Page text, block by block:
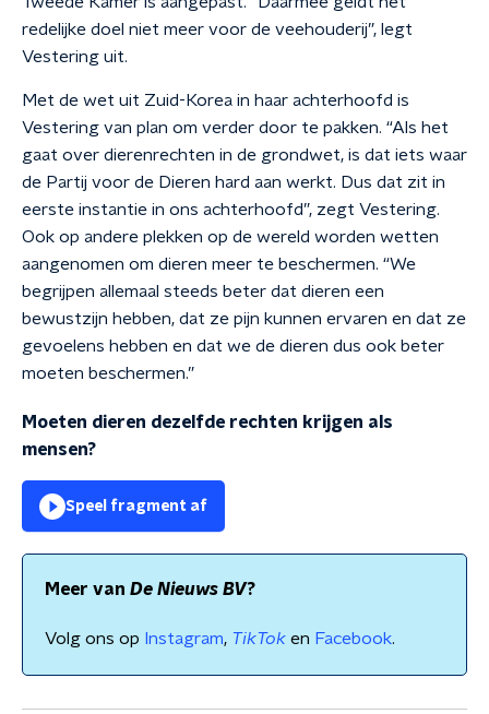
redelijke doel niet meer voor de veehouderij”, legt
Vestering uit.
Met de wet uit Zuid-Korea in haar achterhoofd is
Vestering van plan om verder door te pakken. “Als het
gaat over dierenrechten in de grondwet, is dat iets waar
de Partij voor de Dieren hard aan werkt. Dus dat zit in
eerste instantie in ons achterhoofd”, zegt Vestering.
Ook op andere plekken op de wereld worden wetten
aangenomen om dieren meer te beschermen. “We
begrijpen allemaal steeds beter dat dieren een
bewustzijn hebben, dat ze pijn kunnen ervaren en dat ze
gevoelens hebben en dat we de dieren dus ook beter
moeten beschermen.”
Moeten dieren dezelfde rechten krijgen als
mensen?
Speel fragment af
Meer van De Nieuws BV?
Volg ons op Instagram, TikTok en Facebook.